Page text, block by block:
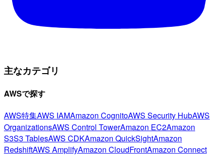
主なカテゴリ
AWSで探す
AWS特集AWS IAMAmazon CognitoAWS Security HubAWS
OrganizationsAWS Control TowerAmazon EC2Amazon
S3S3 TablesAWS CDKAmazon QuickSightAmazon
RedshiftAWS AmplifyAmazon CloudFrontAmazon Connect